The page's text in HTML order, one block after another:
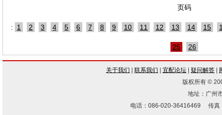
页码
: 1 2 3 4 5 6 7 8 9 10 11 12 13 14 15
25 26
关于我们 联系我们 宜配论坛 疑问解答
版权所有 ©
地址：广州
电话：086-020-36416469 传真